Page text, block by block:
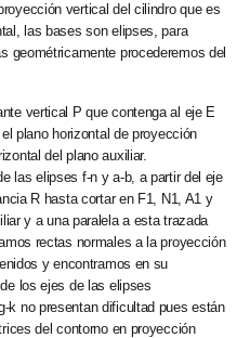
vertical del cilindro que es
las bases son elipses, para
geométricamente procederemos del
vertical P que contenga al eje E
plano horizontal de proyección
del plano auxiliar.
las elipses f-n y a-b, a partir del eje
R hasta cortar en F1, N1, A1 y
y a una paralela a esta trazada
rectas normales a la proyección
y encontramos en su
los ejes de las elipses
k no presentan dificultad pues están
del contorno en proyección